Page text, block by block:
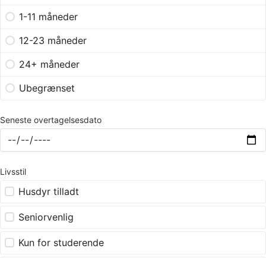
1-11 måneder
12-23 måneder
24+ måneder
Ubegrænset
Seneste overtagelsesdato
Livsstil
Husdyr tilladt
Seniorvenlig
Kun for studerende